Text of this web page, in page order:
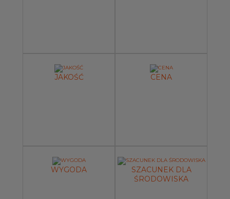
JAKOŚĆ CENA
WYGODA
SZACUNEK DLA
ŚRODOWISKA